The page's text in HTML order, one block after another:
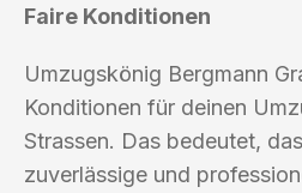
Faire Konditionen
Umzugskönig Bergmann
Konditionen für deinen
Strassen. Das bedeutet,
zuverlässige und